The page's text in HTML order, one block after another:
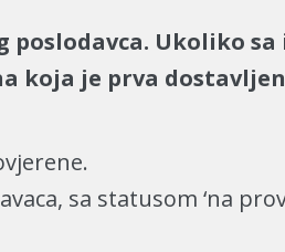
poslodavca. Ukoliko sa
koja je prva
sa statusom ‘na